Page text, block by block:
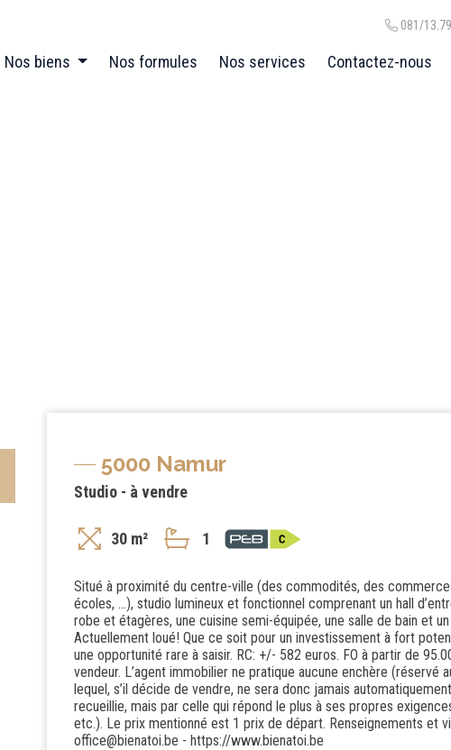
081/
Nos biens Nos formules Nos services Contactez-nous
5000 Namur
Studio - à vendre
30 m² 1
Situé à proximité du centre-ville (des commodités, des
écoles, ...), studio lumineux et fonctionnel comprenant un hall
robe et étagères, une cuisine semi-équipée, une salle de bain et
Actuellement loué! Que ce soit pour un investissement à fort
une opportunité rare à saisir. RC: +/- 582 euros. FO à partir de
vendeur. L’agent immobilier ne pratique aucune enchère (réservé
lequel, s’il décide de vendre, ne sera donc jamais
recueillie, mais par celle qui répond le plus à ses propres
etc.). Le prix mentionné est 1 prix de départ. Renseignements et
office@bienatoi.be - https://www.bienatoi.be